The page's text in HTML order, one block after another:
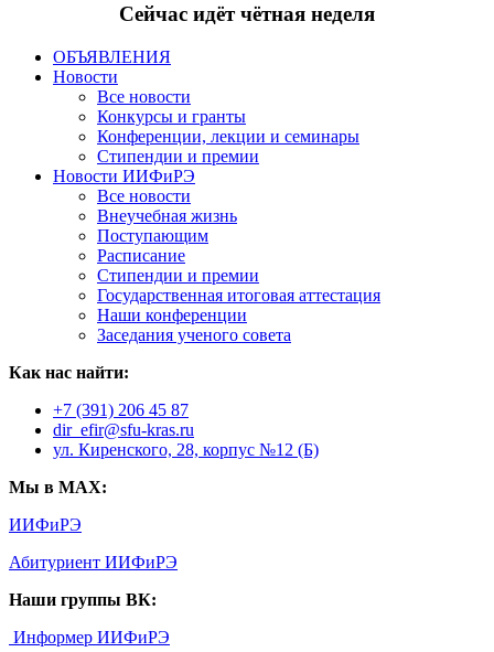
Сейчас идёт чётная неделя
ОБЪЯВЛЕНИЯ
Новости
Все новости
Конкурсы и гранты
Конференции, лекции и семинары
Стипендии и премии
Новости ИИФиРЭ
Все новости
Внеучебная жизнь
Поступающим
Расписание
Стипендии и премии
Государственная итоговая аттестация
Наши конференции
Заседания ученого совета
Как нас найти:
+7 (391) 206 45 87
dir_efir@sfu-kras.ru
ул. Киренского, 28, корпус №12 (Б)
Мы в MAX:
ИИФиРЭ
Абитуриент ИИФиРЭ
Наши группы ВК:
Информер ИИФиРЭ